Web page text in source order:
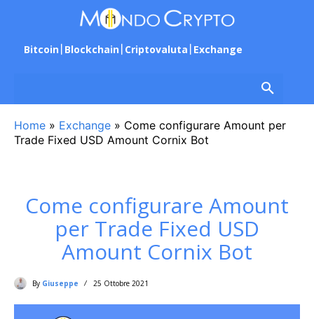
Bitcoin Blockchain Criptovaluta Exchange
Home » Exchange » Come configurare Amount per
Trade Fixed USD Amount Cornix Bot
Come configurare Amount
per Trade Fixed USD
Amount Cornix Bot
By Giuseppe 25 Ottobre 2021